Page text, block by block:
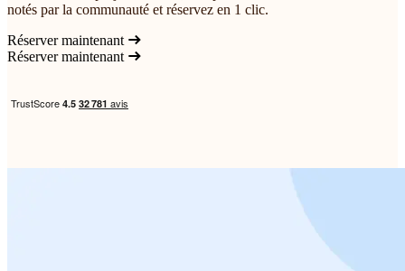
notés par la communauté et réservez en 1 clic.
Réserver maintenant
Réserver maintenant